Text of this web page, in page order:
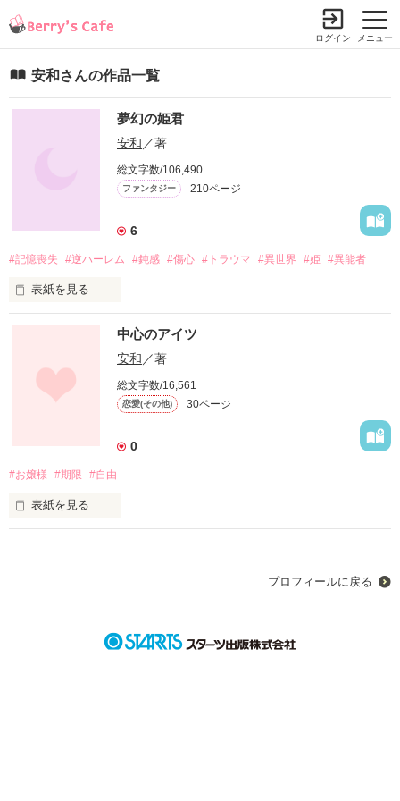
メニュー
ログイン
安和さんの作品一覧
夢幻の姫君
安和 ／著
総文字数/106,490
ファンタジー 210ページ
6
#記憶喪失 #逆ハーレム #鈍感 #傷心 #トラウマ #異世界 #姫 #異能者
表紙を見る
桐生　美羅（きりゅう　みら）１６歳
夢は　いつも同じところで消える
彼らは
「やっと見つけた!!　やってもらいますよ!!」
「あなたの過去に、関係してるんです!!」
中心のアイツ
安和 ／著
総文字数/16,561
恋愛(その他) 30ページ
0
#お嬢様 #期限 #自由
表紙を見る
プロフィールに戻る